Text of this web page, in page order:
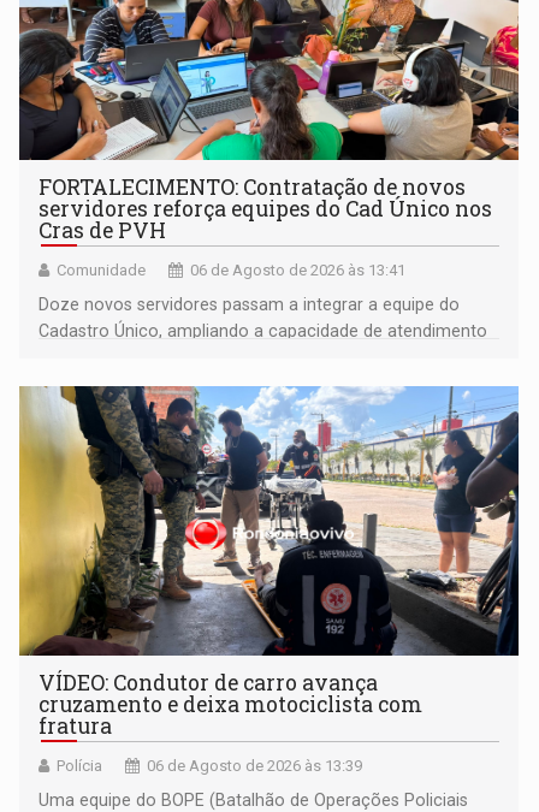
FORTALECIMENTO: Contratação de novos
servidores reforça equipes do Cad Único nos
Cras de PVH
Comunidade 06 de Agosto de 2026 às 13:41
Doze novos servidores passam a integrar a equipe do
Cadastro Único, ampliando a capacidade de atendimento
VÍDEO: Condutor de carro avança
cruzamento e deixa motociclista com
fratura
Polícia 06 de Agosto de 2026 às 13:39
Uma equipe do BOPE (Batalhão de Operações Policiais